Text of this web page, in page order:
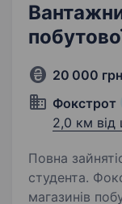
20 000 грн
Фокстрот
2,0 км від
Повна
студента. Фокстрот — це найбільша мережа
магазинів